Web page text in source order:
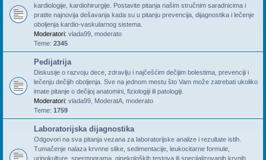
kardiologije, kardiohirurgije. Postavite pitanja našim stručnim saradnicima i
pratite najnovija dešavanja kada su u pitanju prevencija, dijagnostika i lečenje
oboljenja kardio-vaskularnog sistema.
Moderatori: vlada99 moderato
Teme: 2345
Pedijatrija
Diskusije o razvoju dece, zdravlju i najčešćim dečijim bolestima, prevenciji i
lečenju dečijih oboljenja. Sve na jednom mestu što Vam može zatrebati ukoliko
imate pitanje o dečijoj anatomini, fiziologiji ili patologiji.
Moderatori: vlada99 ModeratA moderato
Teme: 1759
Laboratorijska dijagnostika
Odgovori na sva pitanja vezana za laboratorijske analize i rezultate istih.
Tumačenje nalaza krvnne slike, sedimentacije, leukocitarne formule,
urinokulture, spermograma, ginekoloških testova ili specijalizovanih krvnih